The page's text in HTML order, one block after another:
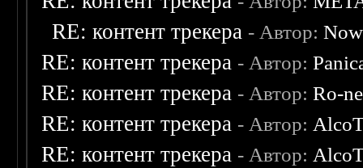
RE: контент трекера - Автор:
RE: контент трекера - Автор:
RE: контент трекера - Автор:Ro-
RE: контент трекера - Автор:
RE: контент трекера - Автор: